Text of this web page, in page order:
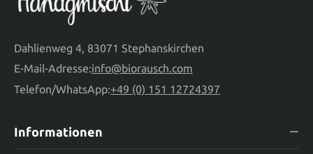
Dahlienweg 4, 83071 Stephanskirchen
E-Mail-Adresse:info@biorausch.com
Telefon/WhatsApp:+49 (0) 151 12724397
Informationen